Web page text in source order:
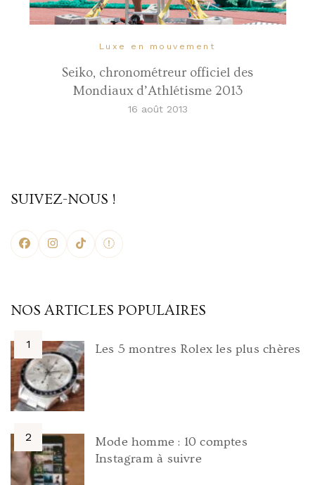
Luxe en mouvement
Seiko, chronométreur officiel des
Mondiaux d’Athlétisme 2013
16 août 2013
SUIVEZ-NOUS !
NOS ARTICLES POPULAIRES
Les 5 montres Rolex les plus chères
Mode homme : 10 comptes
Instagram à suivre